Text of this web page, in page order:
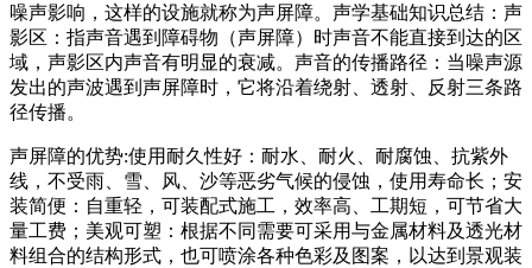
噪声影响，这样的设施就称为声屏障。声学基础知识总结：声
影区：指声音遇到障碍物（声屏障）时声音不能直接到达的区
域，声影区内声音有明显的衰减。声音的传播路径：当噪声源
发出的声波遇到声屏障时，它将沿着绕射、透射、反射三条路
径传播。
声屏障的优势:使用耐久性好：耐水、耐火、耐腐蚀、抗紫外
线，不受雨、雪、风、沙等恶劣气候的侵蚀，使用寿命长；安
装简便：自重轻，可装配式施工，效率高、工期短，可节省大
量工费；美观可塑：根据不同需要可采用与金属材料及透光材
料组合的结构形式，也可喷涂各种色彩及图案，以达到景观装